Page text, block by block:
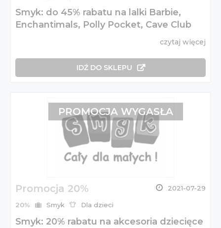
Smyk: do 45% rabatu na lalki Barbie,
Enchantimals, Polly Pocket, Cave Club
czytaj więcej
IDŹ DO SKLEPU
Promocja 20% 2021-07-29
20% Smyk Dla dzieci
Smyk: 20% rabatu na akcesoria dziecięce
PROMOCJA WYGASŁA